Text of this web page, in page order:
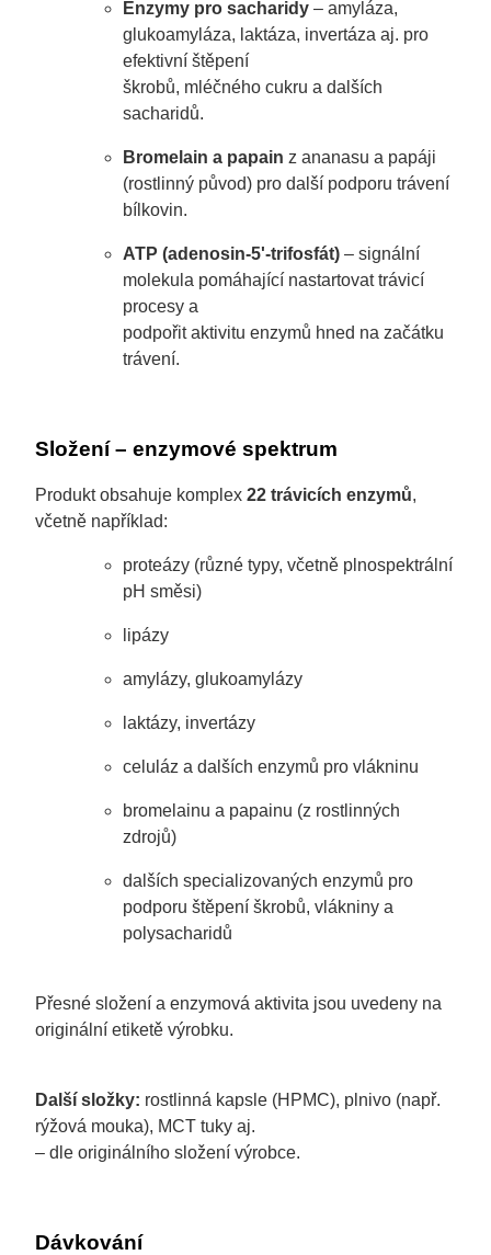
Enzymy pro sacharidy– amyláza,
glukoamyláza, laktáza, invertáza aj. pro
efektivní štěpení
škrobů, mléčného cukru a dalších
sacharidů.
Bromelain a papain z ananasu a papáji
(rostlinný původ) pro další podporu trávení
bílkovin.
ATP (adenosin-5'-trifosfát)– signální
molekula pomáhající nastartovat trávicí
procesy a
podpořit aktivitu enzymů hned na začátku
trávení.
Složení – enzymové spektrum
Produkt obsahuje komplex 22 trávicích enzymů,
včetně například:
proteázy (různé typy, včetně plnospektrální
pH směsi)
lipázy
amylázy, glukoamylázy
laktázy, invertázy
celuláz a dalších enzymů pro vlákninu
bromelainu a papainu (z rostlinných
zdrojů)
dalších specializovaných enzymů pro
podporu štěpení škrobů, vlákniny a
polysacharidů
Přesné složení a enzymová aktivita jsou uvedeny na
originální etiketě výrobku.
Další složky: rostlinná kapsle (HPMC), plnivo (např.
rýžová mouka), MCT tuky aj.
– dle originálního složení výrobce.
Dávkování